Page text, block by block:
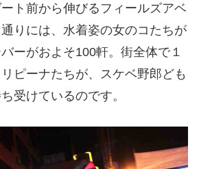
ト前から伸びるフィールズアベ
りには、水着姿の女のコたちが
ーがおよそ100軒。街全体で１
ピーナたちが、スケベ野郎ども
受けているのです。